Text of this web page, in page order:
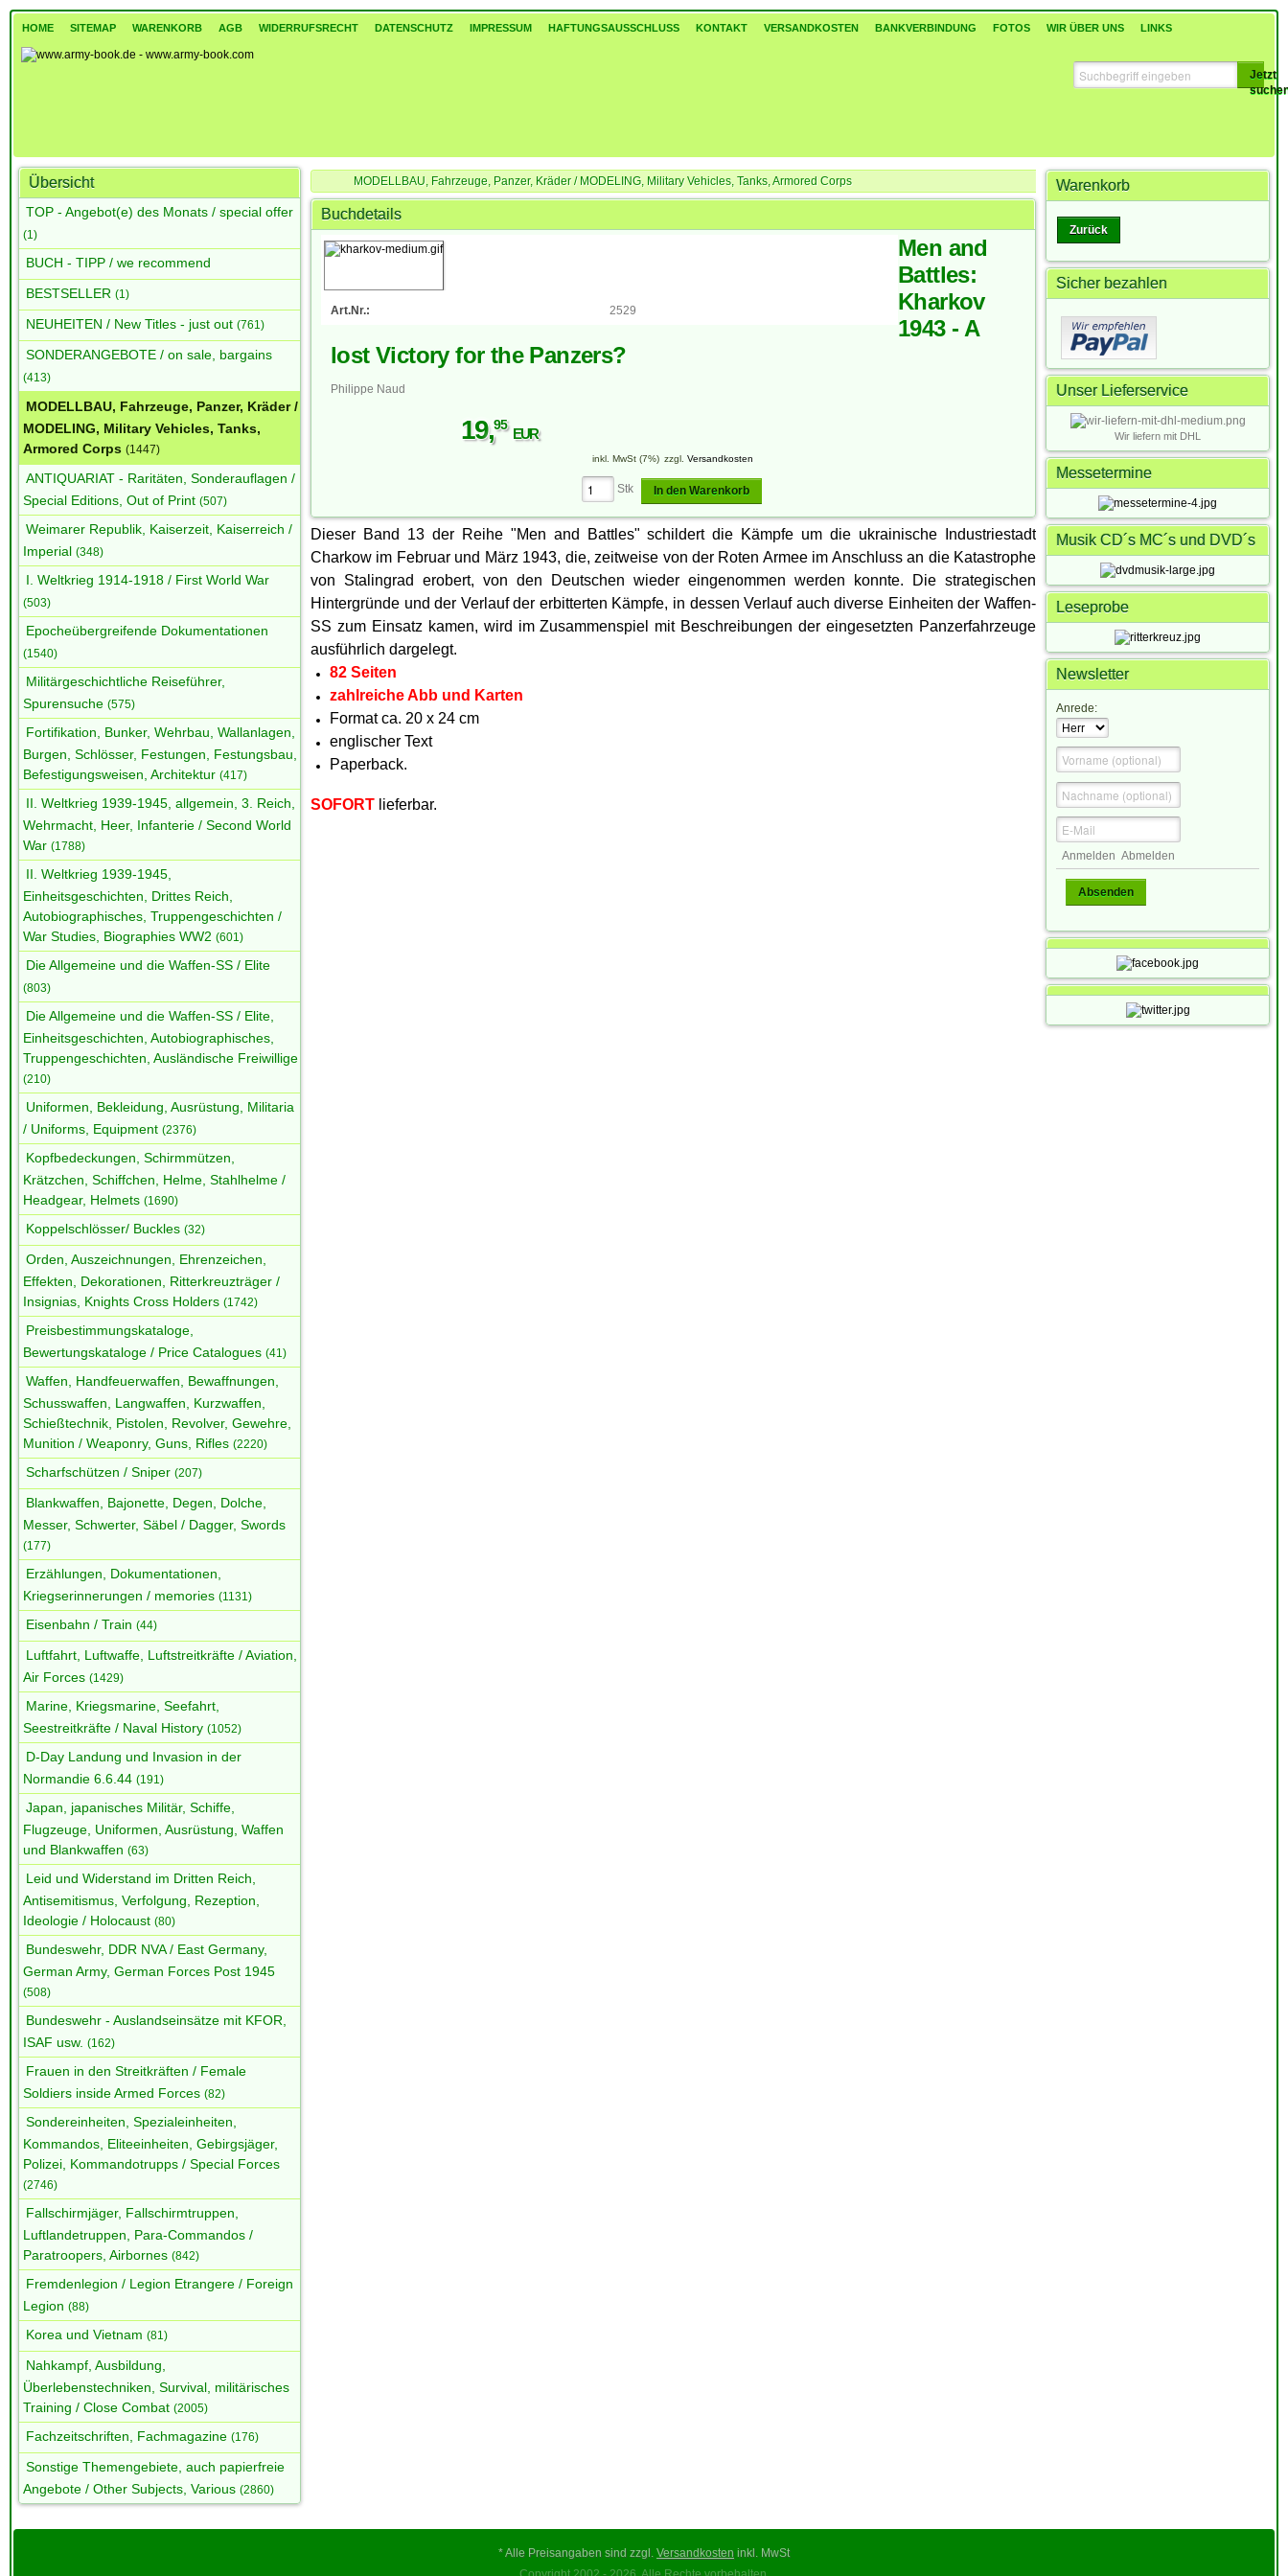
HOME SITEMAP WARENKORB AGB WIDERRUFSRECHT DATENSCHUTZ IMPRESSUM HAFTUNGSAUSSCHLUSS KONTAKT VERSANDKOSTEN BANKVERBINDUNG FOTOS WIR ÜBER UNS LINKS
Jetzt
Übersicht
TOP - Angebot(e) des Monats / special offer
(1)
BUCH - TIPP / we recommend
BESTSELLER (1)
NEUHEITEN / New Titles - just out (761)
SONDERANGEBOTE / on sale, bargains
(413)
MODELLBAU, Fahrzeuge, Panzer, Kräder /
MODELING, Military Vehicles, Tanks,
Armored Corps (1447)
ANTIQUARIAT - Raritäten, Sonderauflagen /
Special Editions, Out of Print (507)
Weimarer Republik, Kaiserzeit, Kaiserreich /
Imperial (348)
I. Weltkrieg 1914-1918 / First World War
(503)
Epocheübergreifende Dokumentationen
(1540)
Militärgeschichtliche Reiseführer,
Spurensuche (575)
Fortifikation, Bunker, Wehrbau, Wallanlagen,
Burgen, Schlösser, Festungen, Festungsbau,
Befestigungsweisen, Architektur (417)
II. Weltkrieg 1939-1945, allgemein, 3. Reich,
Wehrmacht, Heer, Infanterie / Second World
War (1788)
II. Weltkrieg 1939-1945,
Einheitsgeschichten, Drittes Reich,
Autobiographisches, Truppengeschichten /
War Studies, Biographies WW2 (601)
Die Allgemeine und die Waffen-SS / Elite
(803)
Die Allgemeine und die Waffen-SS / Elite,
Einheitsgeschichten, Autobiographisches,
Truppengeschichten, Ausländische Freiwillige
(210)
Uniformen, Bekleidung, Ausrüstung, Militaria
/ Uniforms, Equipment (2376)
Kopfbedeckungen, Schirmmützen,
Krätzchen, Schiffchen, Helme, Stahlhelme /
Headgear, Helmets (1690)
Koppelschlösser/ Buckles (32)
Orden, Auszeichnungen, Ehrenzeichen,
Effekten, Dekorationen, Ritterkreuzträger /
Insignias, Knights Cross Holders (1742)
Preisbestimmungskataloge,
Bewertungskataloge / Price Catalogues (41)
Waffen, Handfeuerwaffen, Bewaffnungen,
Schusswaffen, Langwaffen, Kurzwaffen,
Schießtechnik, Pistolen, Revolver, Gewehre,
Munition / Weaponry, Guns, Rifles (2220)
Scharfschützen / Sniper (207)
Blankwaffen, Bajonette, Degen, Dolche,
Messer, Schwerter, Säbel / Dagger, Swords
(177)
Erzählungen, Dokumentationen,
Kriegserinnerungen / memories (1131)
Eisenbahn / Train (44)
Luftfahrt, Luftwaffe, Luftstreitkräfte / Aviation,
Air Forces (1429)
Marine, Kriegsmarine, Seefahrt,
Seestreitkräfte / Naval History (1052)
D-Day Landung und Invasion in der
Normandie 6.6.44 (191)
Japan, japanisches Militär, Schiffe,
Flugzeuge, Uniformen, Ausrüstung, Waffen
und Blankwaffen (63)
Leid und Widerstand im Dritten Reich,
Antisemitismus, Verfolgung, Rezeption,
Ideologie / Holocaust (80)
Bundeswehr, DDR NVA / East Germany,
German Army, German Forces Post 1945
(508)
Bundeswehr - Auslandseinsätze mit KFOR,
ISAF usw. (162)
Frauen in den Streitkräften / Female
Soldiers inside Armed Forces (82)
Sondereinheiten, Spezialeinheiten,
Kommandos, Eliteeinheiten, Gebirgsjäger,
Polizei, Kommandotrupps / Special Forces
(2746)
Fallschirmjäger, Fallschirmtruppen,
Luftlandetruppen, Para-Commandos /
Paratroopers, Airbornes (842)
Fremdenlegion / Legion Etrangere / Foreign
Legion (88)
Korea und Vietnam (81)
Nahkampf, Ausbildung,
Überlebenstechniken, Survival, militärisches
Training / Close Combat (2005)
Fachzeitschriften, Fachmagazine (176)
Sonstige Themengebiete, auch papierfreie
Angebote / Other Subjects, Various (2860)
Warenkorb
Zurück
Sicher bezahlen
Unser Lieferservice
Wir liefern mit DHL
Messetermine
Musik CD´s MC´s und DVD´s
Leseprobe
Newsletter
Anrede:
Anmelden Abmelden
Absenden
MODELLBAU, Fahrzeuge, Panzer, Kräder / MODELING, Military Vehicles, Tanks, Armored Corps
Men and Battles: Kharkov 1943 - A lost Victory for the Panzers?
Buchdetails
Art.Nr.: 2529
Men and
Battles:
Kharkov
1943 - A
lost Victory for the Panzers?
Philippe Naud
19,95
EUR
inkl. MwSt (7%) zzgl. Versandkosten
Stk In den Warenkorb
Dieser Band 13 der Reihe "Men and Battles" schildert die Kämpfe um die ukrainische Industriestadt
Charkow im Februar und März 1943, die, zeitweise von der Roten Armee im Anschluss an die Katastrophe
von Stalingrad erobert, von den Deutschen wieder eingenommen werden konnte. Die strategischen
Hintergründe und der Verlauf der erbitterten Kämpfe, in dessen Verlauf auch diverse Einheiten der Waffen-
SS zum Einsatz kamen, wird im Zusammenspiel mit Beschreibungen der eingesetzten Panzerfahrzeuge
ausführlich dargelegt.
82 Seiten
zahlreiche Abb und Karten
Format ca. 20 x 24 cm
englischer Text
Paperback.
SOFORT lieferbar.
* Alle Preisangaben sind zzgl. Versandkosten inkl. MwSt